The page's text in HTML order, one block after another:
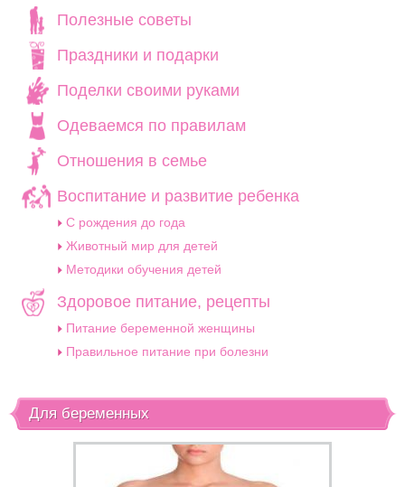
Полезные советы
Праздники и подарки
Поделки своими руками
Одеваемся по правилам
Отношения в семье
Воспитание и развитие ребенка
C рождения до года
Животный мир для детей
Методики обучения детей
Здоровое питание, рецепты
Питание беременной женщины
Правильное питание при болезни
Для беременных